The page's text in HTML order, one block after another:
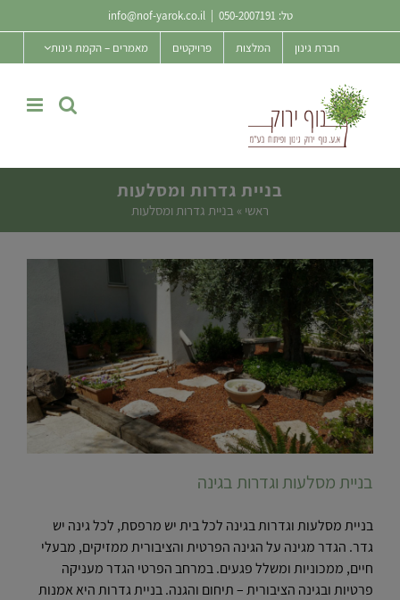
to
טל:050-2007191
info@nof-yarok.co.il
חברת גינון המלצות פרויקטים מאמרים – הקמת גינות
בניית גדרות ומסלעות
ראשי » בניית גדרות ומסלעות
בניית מסלעות וגדרות בגינה
בניית מסלעות וגדרות בגינה לכל בית יש מרפסת, לכל גינה יש
גדר. הגדר מגינה על הגינה הפרטית והציבורית ממזיקים, מבעלי
חיים, ממכוניות ומשלל פגעים. במרחב הפרטי הגדר מעניקה
פרטיות ובגינה הציבורית – תיחום והגנה. בניית גדרות היא אמנות